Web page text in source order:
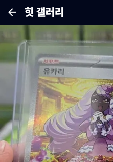
힛 갤러리